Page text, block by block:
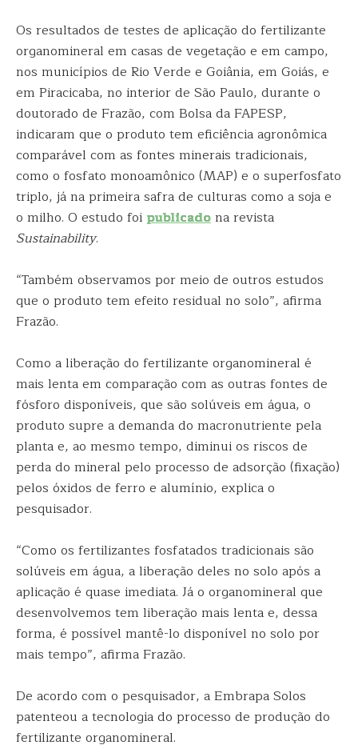
Os resultados de testes de aplicação do fertilizante
organomineral em casas de vegetação e em campo,
nos municípios de Rio Verde e Goiânia, em Goiás, e
em Piracicaba, no interior de São Paulo, durante o
doutorado de Frazão, com Bolsa da FAPESP,
indicaram que o produto tem eficiência agronômica
comparável com as fontes minerais tradicionais,
como o fosfato monoamônico (MAP) e o superfosfato
triplo, já na primeira safra de culturas como a soja e
o milho. O estudo foi publicadona revista
Sustainability.
“Também observamos por meio de outros estudos
que o produto tem efeito residual no solo”, afirma
Frazão.
Como a liberação do fertilizante organomineral é
mais lenta em comparação com as outras fontes de
fósforo disponíveis, que são solúveis em água, o
produto supre a demanda do macronutriente pela
planta e, ao mesmo tempo, diminui os riscos de
perda do mineral pelo processo de adsorção (fixação)
pelos óxidos de ferro e alumínio, explica o
pesquisador.
“Como os fertilizantes fosfatados tradicionais são
solúveis em água, a liberação deles no solo após a
aplicação é quase imediata. Já o organomineral que
desenvolvemos tem liberação mais lenta e, dessa
forma, é possível mantê-lo disponível no solo por
mais tempo”, afirma Frazão.
De acordo com o pesquisador, a Embrapa Solos
patenteou a tecnologia do processo de produção do
fertilizante organomineral.